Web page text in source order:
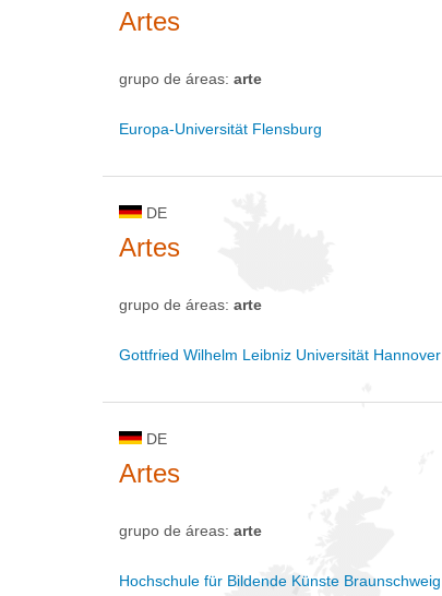
Artes
grupo de áreas: arte
Europa-Universität Flensburg
DE
Artes
grupo de áreas: arte
Gottfried Wilhelm Leibniz Universität Hannover
DE
Artes
grupo de áreas: arte
Hochschule für Bildende Künste Braunschweig